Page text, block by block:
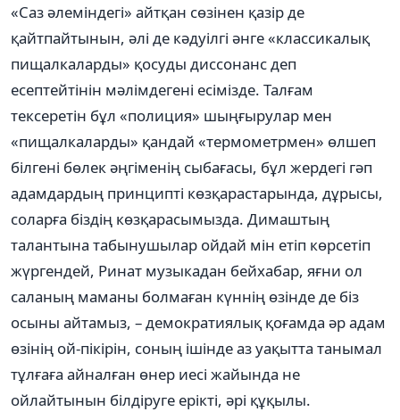
«Саз әлеміндегі» айтқан сөзінен қазір де
қайтпайтынын, әлі де кәдуілгі әнге «классикалық
пищалкаларды» қосуды диссонанс деп
есептейтінін мәлімдегені есімізде. Талғам
тексеретін бұл «полиция» шыңғырулар мен
«пищалкаларды» қандай «термометрмен» өлшеп
білгені бөлек әңгіменің сыбағасы, бұл жердегі гәп
адамдардың принципті көзқарастарында, дұрысы,
соларға біздің көзқарасымызда. Димаштың
талантына табынушылар ойдай мін етіп көрсетіп
жүргендей, Ринат музыкадан бейхабар, яғни ол
саланың маманы болмаған күннің өзінде де біз
осыны айтамыз, – демократиялық қоғамда әр адам
өзінің ой-пікірін, соның ішінде аз уақытта танымал
тұлғаға айналған өнер иесі жайында не
ойлайтынын білдіруге ерікті, әрі құқылы.